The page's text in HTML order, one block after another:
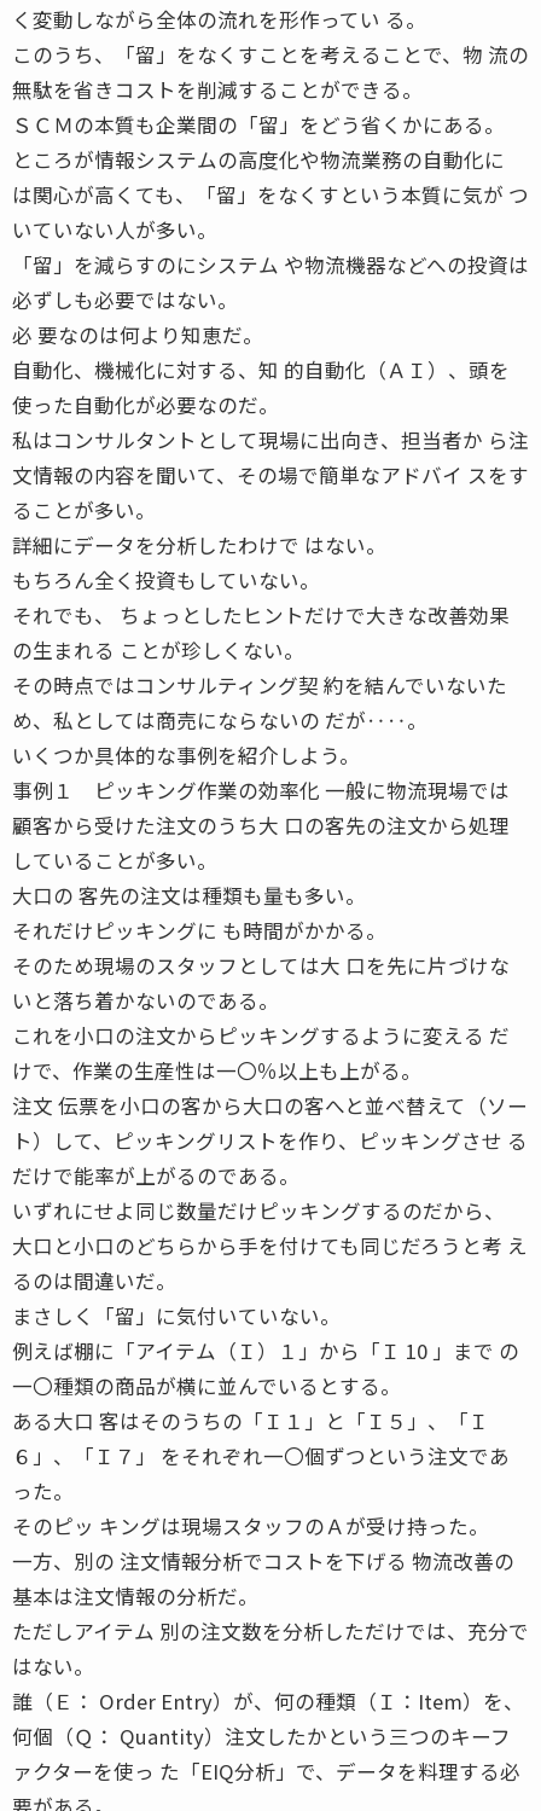
く変動しながら全体の流れを形作ってい る。
このうち、「留」をなくすことを考えることで、物 流の
無駄を省きコストを削減することができる。
ＳＣＭの本質も企業間の「留」をどう省くかにある。
ところが情報システムの高度化や物流業務の自動化に
は関心が高くても、「留」をなくすという本質に気が つ
いていない人が多い。
「留」を減らすのにシステム や物流機器などへの投資は
必ずしも必要ではない。
必 要なのは何より知恵だ。
自動化、機械化に対する、知 的自動化（ＡＩ）、頭を
使った自動化が必要なのだ。
私はコンサルタントとして現場に出向き、担当者か ら注
文情報の内容を聞いて、その場で簡単なアドバイ スをす
ることが多い。
詳細にデータを分析したわけで はない。
もちろん全く投資もしていない。
それでも、 ちょっとしたヒントだけで大きな改善効果
の生まれる ことが珍しくない。
その時点ではコンサルティング契 約を結んでいないた
め、私としては商売にならないの だが‥‥。
いくつか具体的な事例を紹介しよう。
事例１ ピッキング作業の効率化 一般に物流現場では
顧客から受けた注文のうち大 口の客先の注文から処理
していることが多い。
大口の 客先の注文は種類も量も多い。
それだけピッキングに も時間がかかる。
そのため現場のスタッフとしては大 口を先に片づけな
いと落ち着かないのである。
これを小口の注文からピッキングするように変える だ
けで、作業の生産性は一〇％以上も上がる。
注文 伝票を小口の客から大口の客へと並べ替えて（ソー
ト）して、ピッキングリストを作り、ピッキングさせ る
だけで能率が上がるのである。
いずれにせよ同じ数量だけピッキングするのだから、
大口と小口のどちらから手を付けても同じだろうと考 え
るのは間違いだ。
まさしく「留」に気付いていない。
例えば棚に「アイテム（Ｉ）１」から「Ｉ 10 」まで の
一〇種類の商品が横に並んでいるとする。
ある大口 客はそのうちの「Ｉ１」と「Ｉ５」、「Ｉ
６」、「Ｉ７」 をそれぞれ一〇個ずつという注文であ
った。
そのピッ キングは現場スタッフのＡが受け持った。
一方、別の 注文情報分析でコストを下げる 物流改善の
基本は注文情報の分析だ。
ただしアイテム 別の注文数を分析しただけでは、充分で
はない。
誰（Ｅ： Order Entry）が、何の種類（Ｉ：Item）を、
何個（Ｑ： Quantity）注文したかという三つのキーフ
ァクターを使っ た「EIQ分析」で、データを料理する必